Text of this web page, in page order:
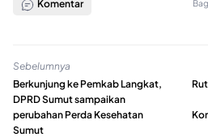
Komentar
Sebelumnya
Berkunjung ke Pemkab Langkat,
DPRD Sumut sampaikan
perubahan Perda Kesehatan
Sumut